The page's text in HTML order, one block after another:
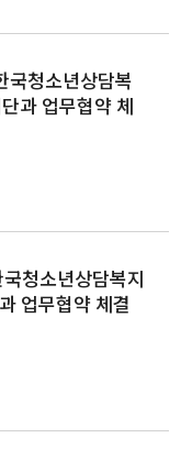
국청소년상담복
과 업무협약 체
청소년상담복지
업무협약 체결